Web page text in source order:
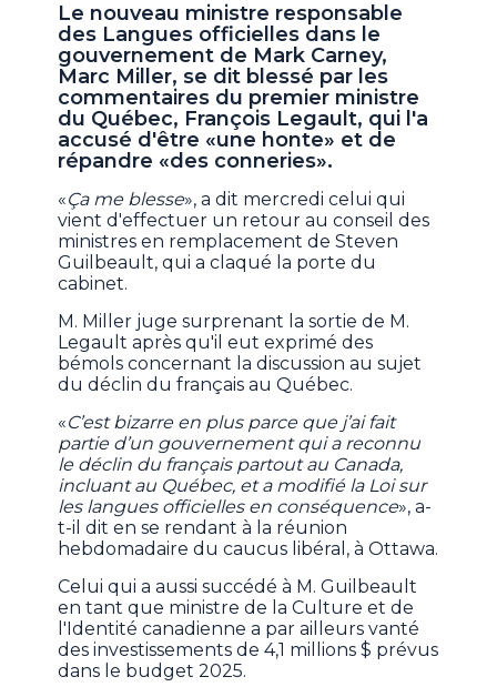
Le nouveau ministre responsable
des Langues officielles dans le
gouvernement de Mark Carney,
Marc Miller, se dit blessé par les
commentaires du premier ministre
du Québec, François Legault, qui l'a
accusé d'être «une honte» et de
répandre «des conneries».
«Ça me blesse», a dit mercredi celui qui
vient d'effectuer un retour au conseil des
ministres en remplacement de Steven
Guilbeault, qui a claqué la porte du
cabinet.
M. Miller juge surprenant la sortie de M.
Legault après qu'il eut exprimé des
bémols concernant la discussion au sujet
du déclin du français au Québec.
«C’est bizarre en plus parce que j’ai fait
partie d’un gouvernement qui a reconnu
le déclin du français partout au Canada,
incluant au Québec, et a modifié la Loi sur
les langues officielles en conséquence», a-
t-il dit en se rendant à la réunion
hebdomadaire du caucus libéral, à Ottawa.
Celui qui a aussi succédé à M. Guilbeault
en tant que ministre de la Culture et de
l'Identité canadienne a par ailleurs vanté
des investissements de 4,1 millions $ prévus
dans le budget 2025.